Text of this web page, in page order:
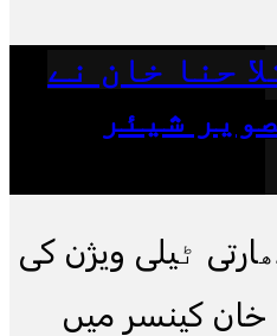
حنا خان نے
شیئر
ٹیلی ویژن کی
خان کینسر میں